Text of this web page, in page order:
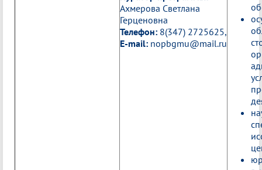
Ахмерова Светлана
Герценовна
Телефон: 8(347) 2725625,
E-mail: nopbgmu@mail.ru